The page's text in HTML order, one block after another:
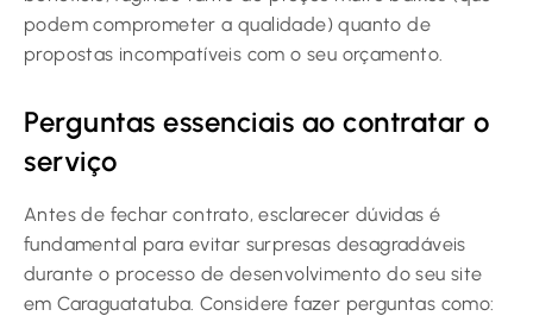
podem comprometer a qualidade) quanto de
propostas incompatíveis com o seu orçamento.
Perguntas essenciais ao contratar o
serviço
Antes de fechar contrato, esclarecer dúvidas é
fundamental para evitar surpresas desagradáveis
durante o processo de desenvolvimento do seu site
em Caraguatatuba. Considere fazer perguntas como: